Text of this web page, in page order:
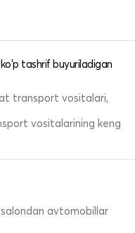
tashrif buyuriladigan
transport vositalari,
vositalarining keng
avtomobillar